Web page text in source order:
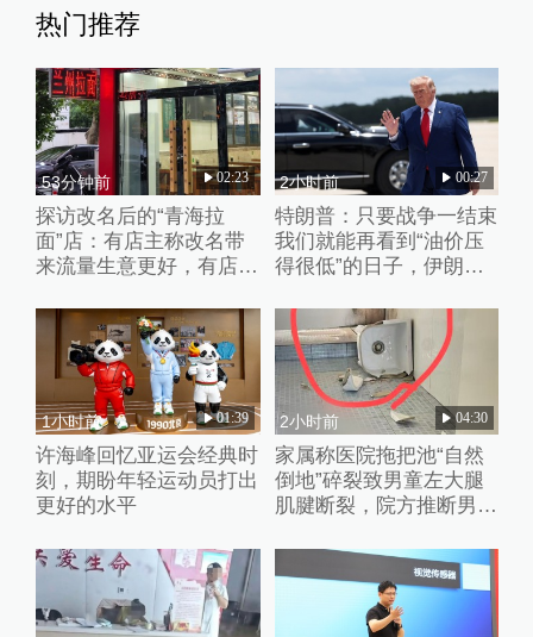
热门推荐
53分钟前 02:23
探访改名后的“青海拉
面”店：有店主称改名带
来流量生意更好，有店家
素并存
2小时前 00:27
特朗普：只要战争一结束
我们就能再看到“油价压
得很低”的日子，伊朗撑
1小时前 01:39
许海峰回忆亚运会经典时
刻，期盼年轻运动员打出
更好的水平
2小时前 04:30
家属称医院拖把池“自然
倒地”碎裂致男童左大腿
肌腱断裂，院方推断男童
倒